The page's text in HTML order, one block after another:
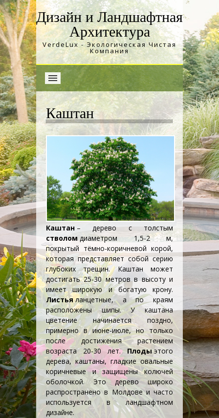
Дизайн и Ландшафтная
Архитектура
VerdeLux - Экологическая Чистая
Компания
Каштан
Каштан – дерево с толстым
стволом диаметром 1,5-2 м,
покрытый тёмно-коричневой корой,
которая представляет собой серию
глубоких трещин. Каштан может
достигать 25-30 метров в высоту и
имеет широкую и богатую крону.
Листья ланцетные, а по краям
расположены шипы. У каштана
цветение начинается поздно,
примерно в июне-июле, но только
после достижения растением
возраста 20-30 лет. Плоды этого
дерева, каштаны, гладкие овальные
коричневые и защищены колючей
оболочкой. Это дерево широко
распространено в Молдове и часто
используется в ландшафтном
дизайне.